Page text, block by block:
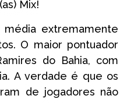
Mix!
extremamente
O maior pontuador
do Bahia, com
A verdade é que os
de jogadores não